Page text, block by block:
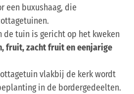
een buxushaag, die
de tuin is gericht op het kweken
fruit, zacht fruit en eenjarige
vlakbij de kerk wordt
in de bordergedeelten.